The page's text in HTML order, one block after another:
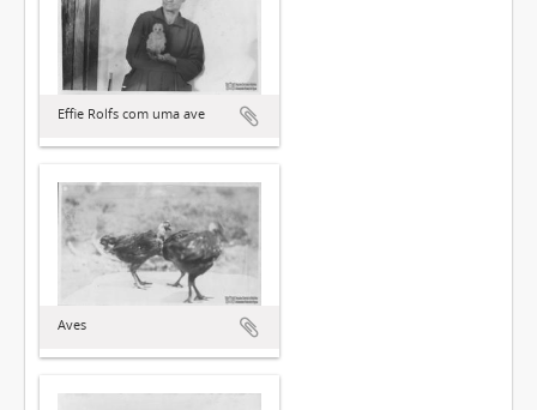
Effie Rolfs com uma ave
Aves